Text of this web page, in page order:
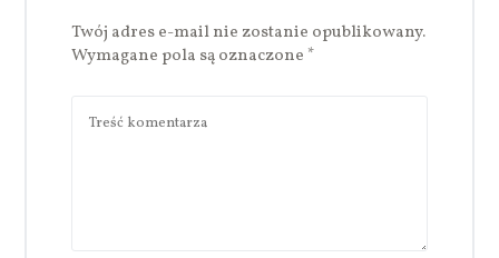
Twój adres e-mail nie zostanie opublikowany.
Wymagane pola są oznaczone *